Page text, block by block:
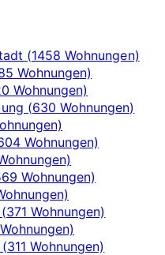
(1458 Wohnungen)
Wohnungen)
Wohnungen)
(630 Wohnungen)
Wohnungen)
Wohnungen)
Wohnungen)
Wohnungen)